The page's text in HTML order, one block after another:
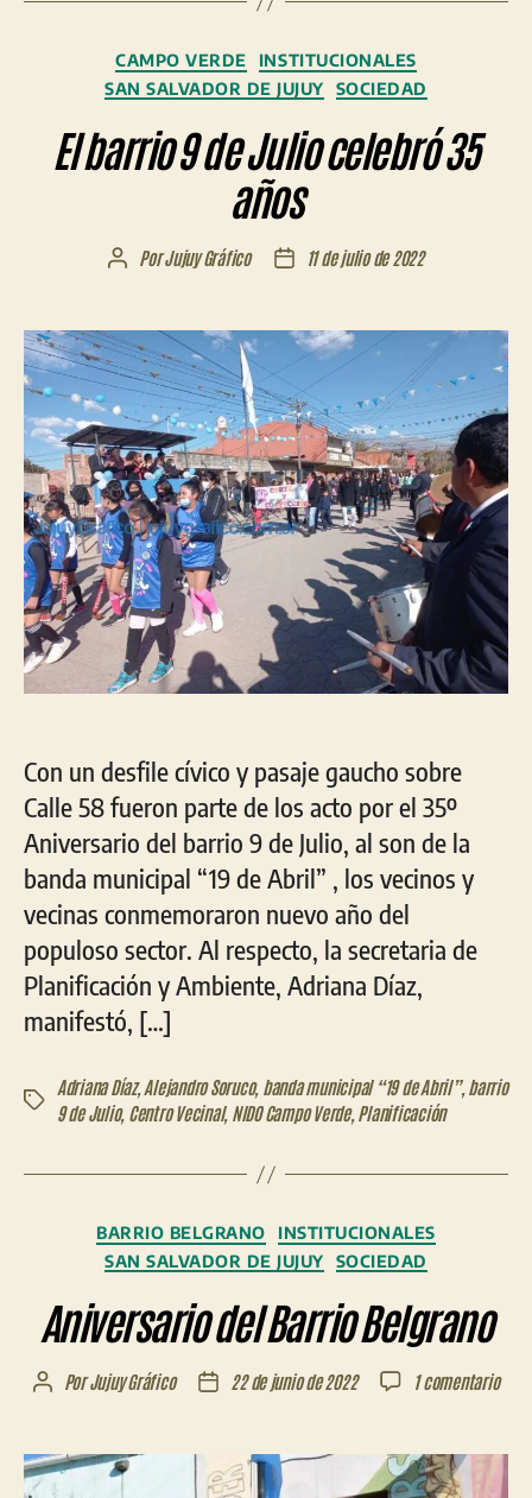
Categorías
CAMPO VERDE
INSTITUCIONALES
SAN SALVADOR DE JUJUY
SOCIEDAD
El barrio 9 de Julio celebró 35
años
Autor
entrada
PorJujuy Gráfico
Fecha
entrada
11 de julio de 2022
Con un desfile cívico y pasaje gaucho sobre
Calle 58 fueron parte de los acto por el 35º
Aniversario del barrio 9 de Julio, al son de la
banda municipal “19 de Abril” , los vecinos y
vecinas conmemoraron nuevo año del
populoso sector. Al respecto, la secretaria de
Planificación y Ambiente, Adriana Díaz,
manifestó, […]
Etiquetas
Adriana Díaz, Alejandro Soruco, banda municipal “19 de Abril”, barrio
9 de Julio, Centro Vecinal, NIDO Campo Verde, Planificación
Categorías
BARRIO BELGRANO
INSTITUCIONALES
SAN SALVADOR DE JUJUY
SOCIEDAD
Aniversario del Barrio Belgrano
Autor
entrada
PorJujuy Gráfico
Fecha
entrada
22 de junio de 2022 1 comentarioen